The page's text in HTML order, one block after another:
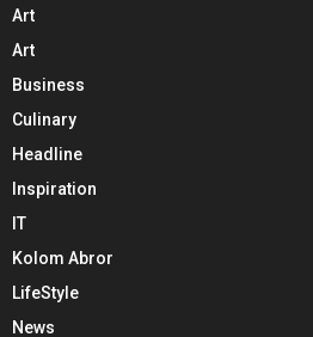
Art
Art
Business
Culinary
Headline
Inspiration
IT
Kolom Abror
LifeStyle
News